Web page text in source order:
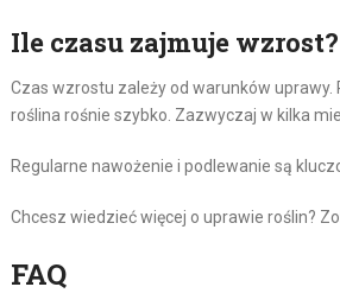
Ile czasu zajmuje wzrost?
Czas wzrostu zależy od warunków uprawy.
roślina rośnie szybko. Zazwyczaj w kilka
Regularne nawożenie i podlewanie są
Chcesz wiedzieć więcej o uprawie roślin?
FAQ